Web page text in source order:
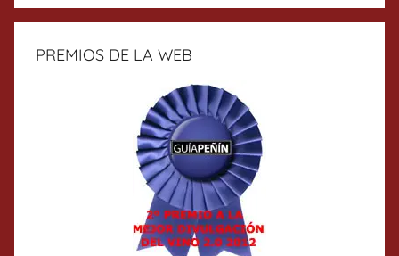
PREMIOS DE LA WEB